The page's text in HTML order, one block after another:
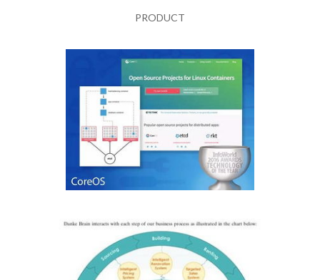
PRODUCT